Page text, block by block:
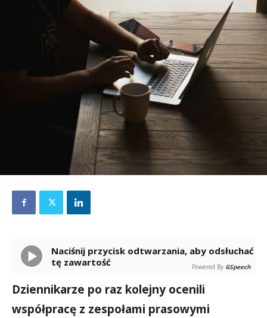
Naciśnij przycisk odtwarzania, aby odsłuchać
tę zawartość
Powered By GSpeech
Dziennikarze po raz kolejny ocenili
współpracę z zespołami prasowymi